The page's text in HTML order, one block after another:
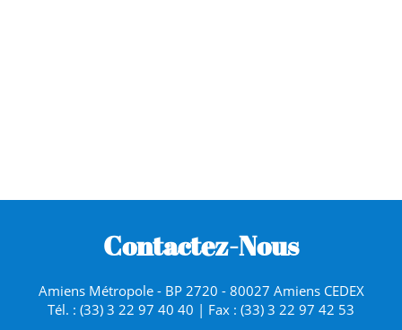
Contactez-Nous
Amiens Métropole - BP 2720 - 80027 Amiens CEDEX
Tél. : (33) 3 22 97 40 40 | Fax : (33) 3 22 97 42 53